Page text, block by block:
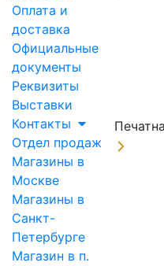
Оплата и
доставка
Официальные
документы
Реквизиты
Выставки
Контакты
Отдел продаж
Магазины в
Москве
Магазины в
Санкт-
Петербурге
Магазин в п.